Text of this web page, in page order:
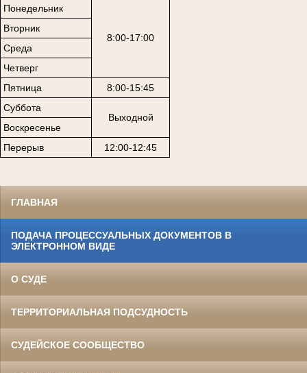
Понедельник
8:00-17:00
Вторник
Среда
Четверг
Пятница
8:00-15:45
Суббота
Выходной
Воскресенье
Перерыв
12:00-12:45
ГЛАВНАЯ
ПОДАЧА ПРОЦЕССУАЛЬНЫХ ДОКУМЕНТОВ В
ЭЛЕКТРОННОМ ВИДЕ
О СУДЕ
ТЕРРИТОРИАЛЬНАЯ ПОДСУДНОСТЬ
СУДЕЙСКОЕ СООБЩЕСТВО